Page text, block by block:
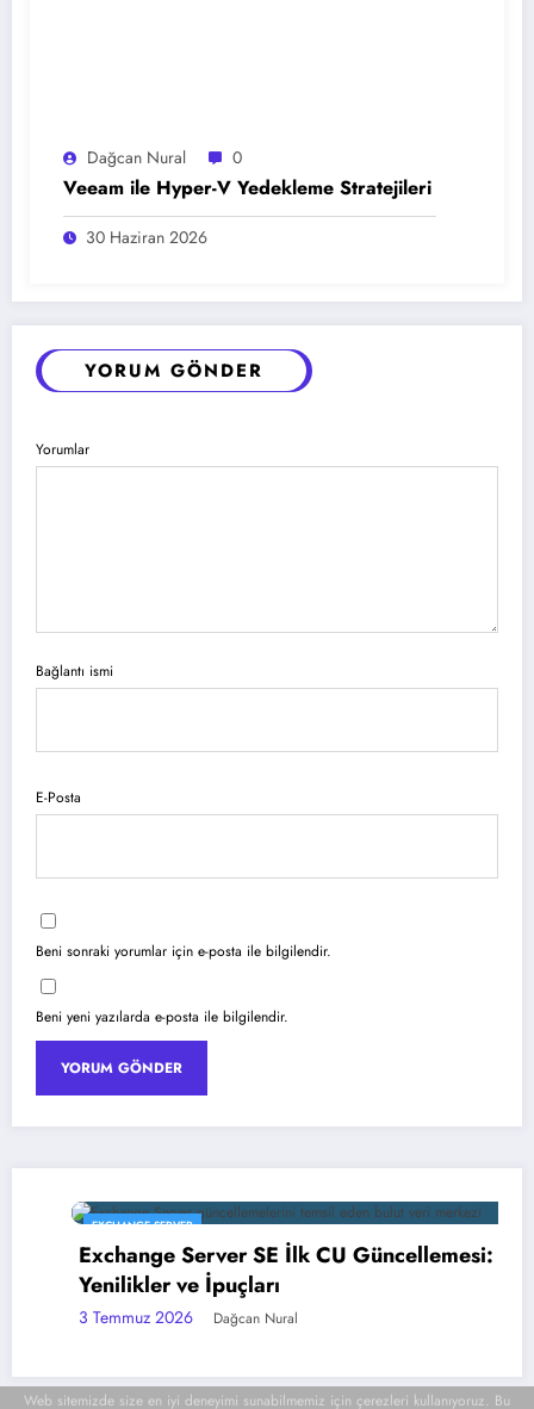
Dağcan Nural 0
Veeam ile Hyper-V Yedekleme Stratejileri
30 Haziran 2026
YORUM GÖNDER
Yorumlar
Bağlantı ismi
E-Posta
Beni sonraki yorumlar için e-posta ile bilgilendir.
Beni yeni yazılarda e-posta ile bilgilendir.
EXCHANGE SERVER
Exchange Server SE İlk CU Güncellemesi:
Yenilikler ve İpuçları
3 Temmuz 2026 Dağcan Nural
Web sitemizde size en iyi deneyimi sunabilmemiz için çerezleri kullanıyoruz. Bu